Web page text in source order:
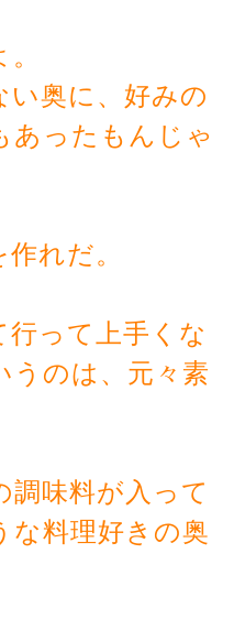
い奥に、好みの
あったもんじゃ
れだ。
って上手くな
うのは、元々素
味料が入って
な料理好きの奥